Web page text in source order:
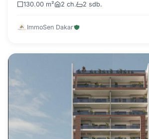
130.00 m² 2 ch. 2 sdb.
ImmoSen Dakar